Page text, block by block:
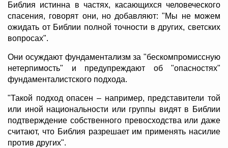
Библия истинна в частях, касающихся человеческого
спасения, говорят они, но добавляют: "Мы не можем
ожидать от Библии полной точности в других, светских
вопросах".
Они осуждают фундаментализм за "бескомпромиссную
нетерпимость" и предупреждают об "опасностях"
фундаменталистского подхода.
"Такой подход опасен – например, представители той
или иной национальности или группы видят в Библии
подтверждение собственного превосходства или даже
считают, что Библия разрешает им применять насилие
против других".